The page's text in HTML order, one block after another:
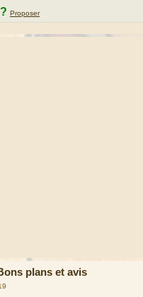
? Proposer
plans et avis